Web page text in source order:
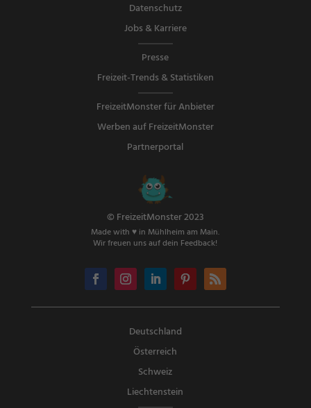
Datenschutz
Jobs & Karriere
Presse
Freizeit-Trends & Statistiken
FreizeitMonster für Anbieter
Werben auf FreizeitMonster
Partnerportal
© FreizeitMonster 2023
Made with ♥ in Mühlheim am Main.
Wir freuen uns auf dein Feedback!
Deutschland
Österreich
Schweiz
Liechtenstein